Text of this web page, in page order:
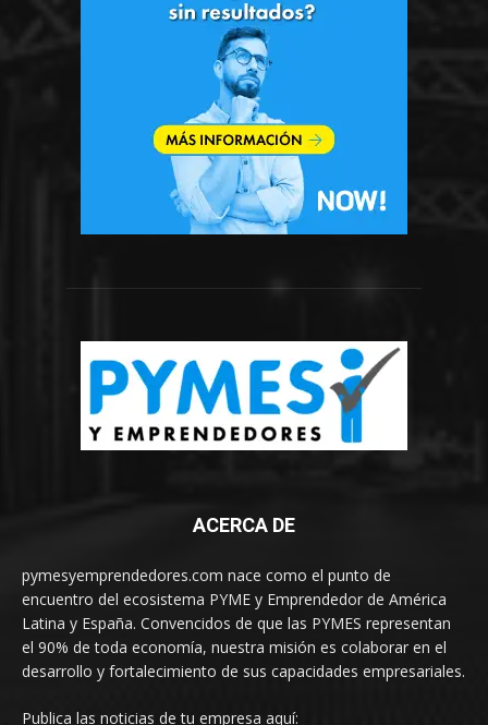
ACERCA DE
pymesyemprendedores.com nace como el punto de
encuentro del ecosistema PYME y Emprendedor de América
Latina y España. Convencidos de que las PYMES representan
el 90% de toda economía, nuestra misión es colaborar en el
desarrollo y fortalecimiento de sus capacidades empresariales.
Publica las noticias de tu empresa aquí: